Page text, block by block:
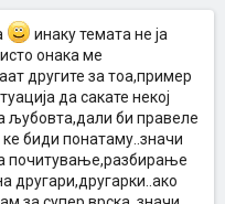
инаку темата не ја
онака ме
другите за тоа,пример
да сакате некој
љубовта,дали би правеле
биди понатаму..значи
почитување,разбирање
другари,другарки..ако